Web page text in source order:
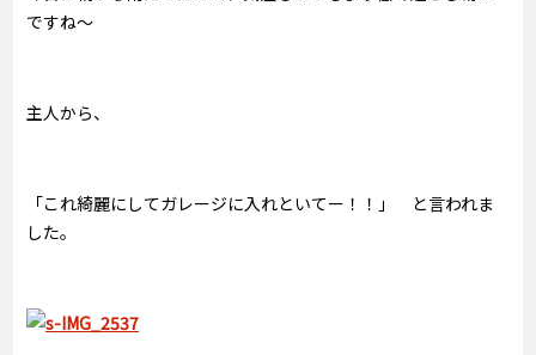
ですね～
主人から、
「これ綺麗にしてガレージに入れといてー！！」 と言われま
した。